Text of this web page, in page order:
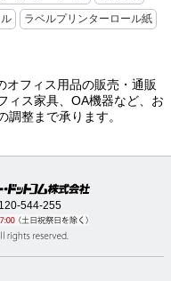
ラベルプリンターロール紙
オフィス用品の販売・通販
ィス家具、OA機器など、お
整まで承ります。
544-255